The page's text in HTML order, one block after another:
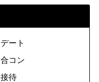
デート
合コン
接待